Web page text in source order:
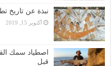
نبذة عن تاريخ
أكتوبر 15, 2019
اصطياد سمك
قبل